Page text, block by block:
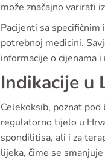
može značajno varirati
Pacijenti sa
potrebnoj medicini.
informacije o cijenama
Indikacije u
Celekoksib, poznat
regulatorno tijelo u
spondilitisa, ali i za
lijeka, čime se